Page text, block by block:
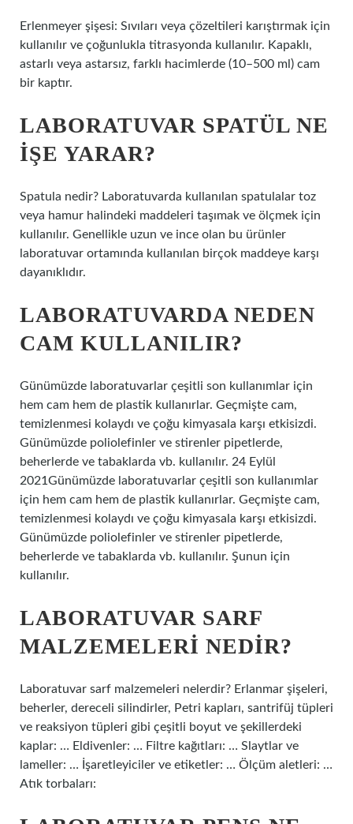
Erlenmeyer şişesi: Sıvıları veya çözeltileri karıştırmak için
kullanılır ve çoğunlukla titrasyonda kullanılır. Kapaklı,
astarlı veya astarsız, farklı hacimlerde (10–500 ml) cam
bir kaptır.
LABORATUVAR SPATÜL NE
IŞE YARAR?
Spatula nedir? Laboratuvarda kullanılan spatulalar toz
veya hamur halindeki maddeleri taşımak ve ölçmek için
kullanılır. Genellikle uzun ve ince olan bu ürünler
laboratuvar ortamında kullanılan birçok maddeye karşı
dayanıklıdır.
LABORATUVARDA NEDEN
CAM KULLANILIR?
Günümüzde laboratuvarlar çeşitli son kullanımlar için
hem cam hem de plastik kullanırlar. Geçmişte cam,
temizlenmesi kolaydı ve çoğu kimyasala karşı etkisizdi.
Günümüzde poliolefinler ve stirenler pipetlerde,
beherlerde ve tabaklarda vb. kullanılır. 24 Eylül
2021Günümüzde laboratuvarlar çeşitli son kullanımlar
için hem cam hem de plastik kullanırlar. Geçmişte cam,
temizlenmesi kolaydı ve çoğu kimyasala karşı etkisizdi.
Günümüzde poliolefinler ve stirenler pipetlerde,
beherlerde ve tabaklarda vb. kullanılır. Şunun için
kullanılır.
LABORATUVAR SARF
MALZEMELERI NEDIR?
Laboratuvar sarf malzemeleri nelerdir? Erlanmar şişeleri,
beherler, dereceli silindirler, Petri kapları, santrifüj tüpleri
ve reaksiyon tüpleri gibi çeşitli boyut ve şekillerdeki
kaplar: … Eldivenler: … Filtre kağıtları: … Slaytlar ve
lameller: … İşaretleyiciler ve etiketler: … Ölçüm aletleri: …
Atık torbaları: